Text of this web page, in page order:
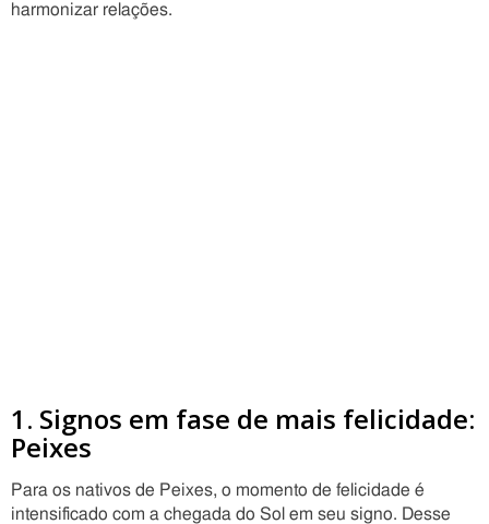
harmonizar relações.
1. Signos em fase de mais felicidade:
Peixes
Para os nativos de Peixes, o momento de felicidade é
intensificado com a chegada do Sol em seu signo. Desse